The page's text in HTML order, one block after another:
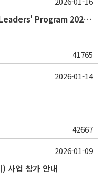
(~1/22) APRU Undergraduate Leaders' Program 2026 프로그램 참가자 모집
41765
42667
2026-01-14
사업 참가 안내
2026-01-09